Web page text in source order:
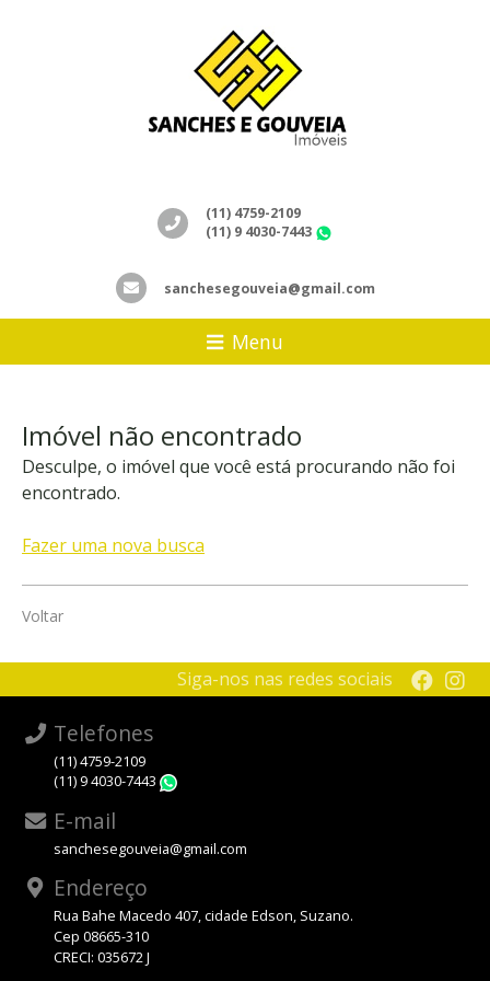
(11) 4759-2109
(11) 9 4030-7443
sanchesegouveia@gmail.com
Menu
Imóvel não encontrado
Desculpe, o imóvel que você está procurando não foi
encontrado.
Fazer uma nova busca
Voltar
Siga-nos nas redes sociais
Telefones
(11) 4759-2109
(11) 9 4030-7443
E-mail
sanchesegouveia@gmail.com
Endereço
Rua Bahe Macedo 407, cidade Edson, Suzano.
Cep 08665-310
CRECI: 035672 J